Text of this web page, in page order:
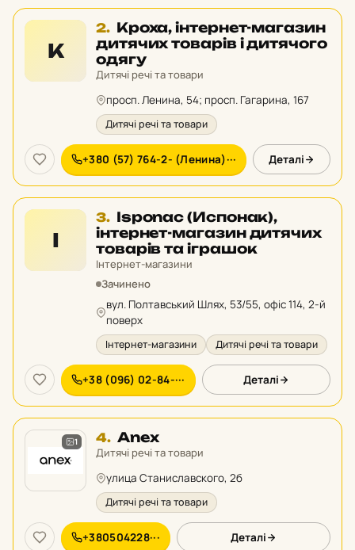
К
2. Місце
2
у
рейтингу:
Кроха, інтернет-магазин
дитячих товарів і дитячого
одягу
Дитячі речі та товари
просп. Ленина, 54; просп. Гагарина, 167
Дитячі речі та товари
+380 (57) 764-2- (Ленина)··· Деталі
I
3. Місце
3
у
рейтингу:
Isponac (Испонак),
інтернет-магазин дитячих
товарів та іграшок
Інтернет-магазини
Зачинено
вул. Полтавський Шлях, 53/55, офіс 114, 2-й
поверх
Інтернет-магазини Дитячі речі та товари
+38 (096) 02-84-··· Деталі
1 4. Місце
4
рейтингу:
Anex
Дитячі речі та товари
улица Станиславского, 2б
Дитячі речі та товари
+380504228··· Деталі